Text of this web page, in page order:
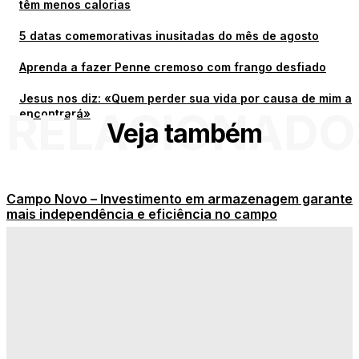
têm menos calorias
5 datas comemorativas inusitadas do mês de agosto
Aprenda a fazer Penne cremoso com frango desfiado
Jesus nos diz: «Quem perder sua vida por causa de mim a
encontrará»
Veja também
Campo Novo – Investimento em armazenagem garante
mais independência e eficiência no campo